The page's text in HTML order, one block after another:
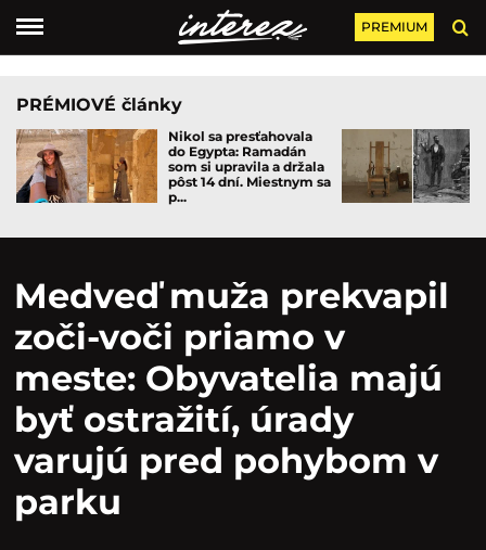
PREMIUM
PRÉMIOVÉ články
Nikol sa presťahovala
do Egypta: Ramadán
som si upravila a držala
pôst 14 dní. Miestnym sa
p...
Medveď muža prekvapil
zoči-voči priamo v
meste: Obyvatelia majú
byť ostražití, úrady
varujú pred pohybom v
parku